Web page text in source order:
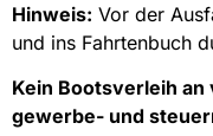
Hinweis: Vor der
und ins Fahrtenbuch
Kein Bootsverleih
gewerbe- und